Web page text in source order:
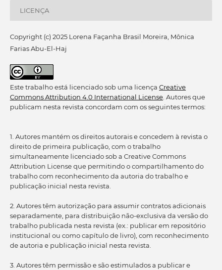
LICENÇA
Copyright (c) 2025 Lorena Façanha Brasil Moreira, Mônica
Farias Abu-El-Haj
Este trabalho está licenciado sob uma licença Creative
Commons Attribution 4.0 International License. Autores que
publicam nesta revista concordam com os seguintes termos:
1. Autores mantém os direitos autorais e concedem à revista o
direito de primeira publicação, com o trabalho
simultaneamente licenciado sob a Creative Commons
Attribution License que permitindo o compartilhamento do
trabalho com reconhecimento da autoria do trabalho e
publicação inicial nesta revista.
2. Autores têm autorização para assumir contratos adicionais
separadamente, para distribuição não-exclusiva da versão do
trabalho publicada nesta revista (ex.: publicar em repositório
institucional ou como capítulo de livro), com reconhecimento
de autoria e publicação inicial nesta revista.
3. Autores têm permissão e são estimulados a publicar e